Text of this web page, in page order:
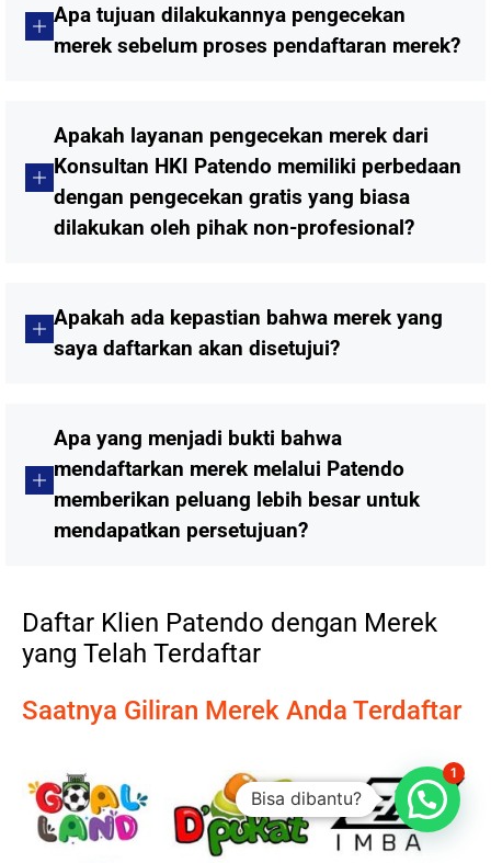
Apa tujuan dilakukannya pengecekan
merek sebelum proses pendaftaran merek?
Apakah layanan pengecekan merek dari
Konsultan HKI Patendo memiliki perbedaan
dengan pengecekan gratis yang biasa
dilakukan oleh pihak non-profesional?
Apakah ada kepastian bahwa merek yang
saya daftarkan akan disetujui?
Apa yang menjadi bukti bahwa
mendaftarkan merek melalui Patendo
memberikan peluang lebih besar untuk
mendapatkan persetujuan?
Daftar Klien Patendo dengan Merek
yang Telah Terdaftar
Saatnya Giliran Merek Anda Terdaftar
Bisa dibantu?
1